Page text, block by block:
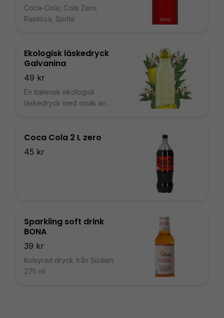
Coca-Cola, Cola Zero,
Ramlösa, Sprite
Ekologisk läskedryck
Galvanina
49 kr
En italiensk ekologisk
läskedryck med smak av
Coca Cola 2 L zero
45 kr
Sparkling soft drink
BONA
39 kr
Kolsyrad dryck från Sicilien
275 ml